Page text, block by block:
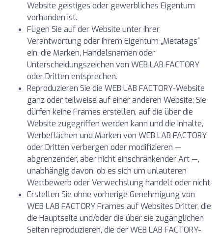
Website geistiges oder gewerbliches Eigentum
vorhanden ist.
Fügen Sie auf der Website unter Ihrer
Verantwortung oder Ihrem Eigentum „Metatags“
ein, die Marken, Handelsnamen oder
Unterscheidungszeichen von WEB LAB FACTORY
oder Dritten entsprechen.
Reproduzieren Sie die WEB LAB FACTORY-Website
ganz oder teilweise auf einer anderen Website; Sie
dürfen keine Frames erstellen, auf die über die
Website zugegriffen werden kann und die Inhalte,
Werbeflächen und Marken von WEB LAB FACTORY
oder Dritten verbergen oder modifizieren —
abgrenzender, aber nicht einschränkender Art —,
unabhängig davon, ob es sich um unlauteren
Wettbewerb oder Verwechslung handelt oder nicht.
Erstellen Sie ohne vorherige Genehmigung von
WEB LAB FACTORY Frames auf Websites Dritter, die
die Hauptseite und/oder die über sie zugänglichen
Seiten reproduzieren, die der WEB LAB FACTORY-